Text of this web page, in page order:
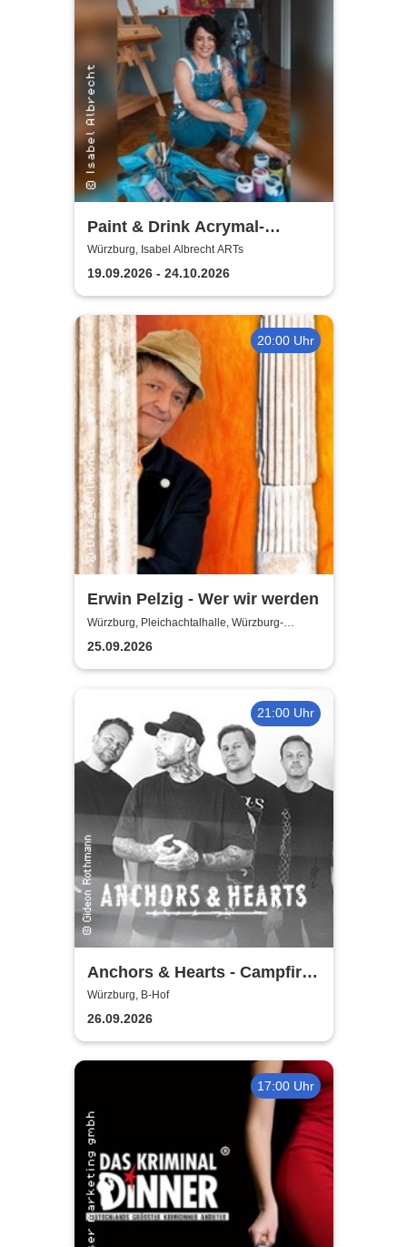
Paint & Drink Acrymal-
Workshop | Isabel Albrecht
ARTs
Würzburg, Isabel Albrecht ARTs
19.09.2026 - 24.10.2026
20:00 Uhr
Erwin Pelzig - Wer wir werden
Würzburg, Pleichachtalhalle, Würzburg-
Versbach
25.09.2026
21:00 Uhr
Anchors & Hearts - Campfire
Chronicles Tour 2026
Würzburg, B-Hof
26.09.2026
17:00 Uhr